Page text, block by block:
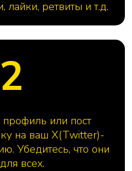
лайки, ретвиты и т.д.
или пост
на ваш X(Twitter)-
Убедитесь, что они
всех.